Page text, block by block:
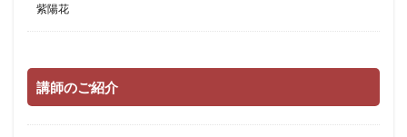
紫陽花
講師のご紹介